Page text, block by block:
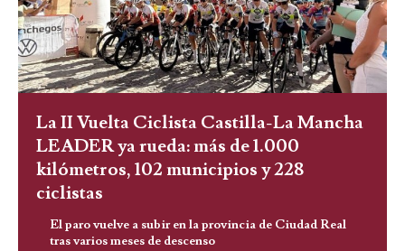
La II Vuelta Ciclista Castilla-La Mancha
LEADER ya rueda: más de 1.000
kilómetros, 102 municipios y 228
ciclistas
El paro vuelve a subir en la provincia de Ciudad Real
tras varios meses de descenso